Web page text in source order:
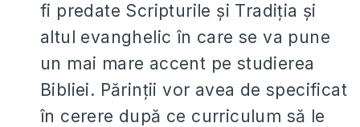
fi predate Scripturile şi Tradiţia şi
altul evanghelic în care se va pune
un mai mare accent pe studierea
Bibliei. Părinţii vor avea de specificat
în cerere după ce curriculum să le